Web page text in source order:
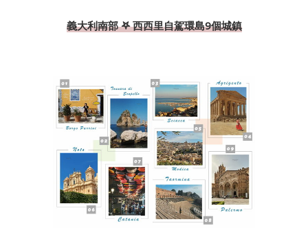
義大利南部 𖤐 西西里自駕環島9個城鎮